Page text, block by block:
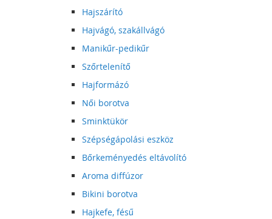
Hajszárító
Hajvágó, szakállvágó
Manikűr-pedikűr
Szőrtelenítő
Hajformázó
Női borotva
Sminktükör
Szépségápolási eszköz
Bőrkeményedés eltávolító
Aroma diffúzor
Bikini borotva
Hajkefe, fésű